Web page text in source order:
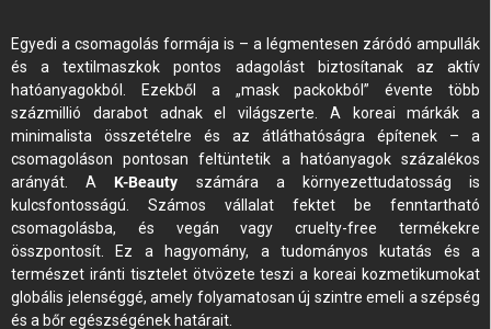
Egyedi a csomagolás formája is – a légmentesen záródó ampullák
és a textilmaszkok pontos adagolást biztosítanak az aktív
hatóanyagokból. Ezekből a „mask packokból” évente több
százmillió darabot adnak el világszerte. A koreai márkák a
minimalista összetételre és az átláthatóságra építenek – a
csomagoláson pontosan feltüntetik a hatóanyagok százalékos
arányát. A K-Beauty számára a környezettudatosság is
kulcsfontosságú. Számos vállalat fektet be fenntartható
csomagolásba, és vegán vagy cruelty-free termékekre
összpontosít. Ez a hagyomány, a tudományos kutatás és a
természet iránti tisztelet ötvözete teszi a koreai kozmetikumokat
globális jelenséggé, amely folyamatosan új szintre emeli a szépség
és a bőr egészségének határait.